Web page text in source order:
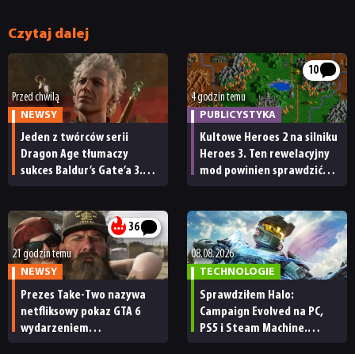
PUBLICYSTYKA
KULTURA
TECHNOLOGIE
DYSKUSJE
Czytaj dalej
Przed chwilą
NEWSY
Jeden z twórców serii
Dragon Age tłumaczy
sukces Baldur’s Gate’a 3.
przerwie”
10
4 godzin temu
PUBLICYSTYKA
Kultowe Heroes 2 na silniku
Heroes 3. Ten rewelacyjny
mod powinien sprawdzić
36
21 godzin temu
NEWSY
Prezes Take-Two nazywa
netfliksowy pokaz GTA 6
wydarzeniem
08.08.2026
TECHNOLOGIE
Sprawdziłem Halo:
Campaign Evolved na PC,
PS5 i Steam Machine.